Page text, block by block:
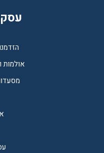
אולמות